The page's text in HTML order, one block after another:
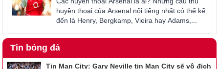
huyền thoại của Arsenal nổi tiếng nhất có thể kể
đến là Henry, Bergkamp, Vieira hay Adams,...
Tin bóng đá
Tin Man City: Gary Neville tin Man City sẽ vô địch